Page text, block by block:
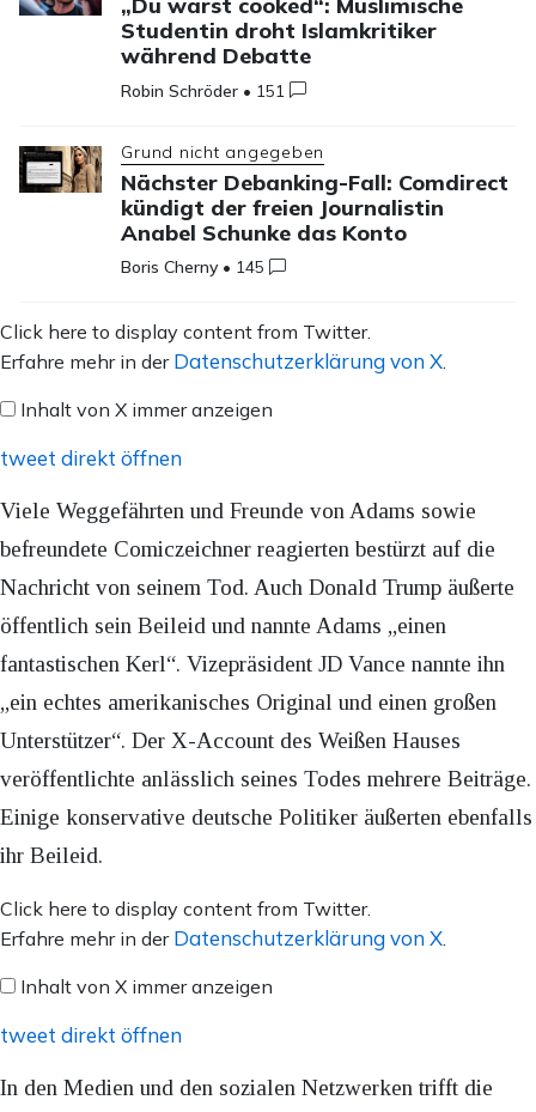
Studentin droht Islamkritiker
während Debatte
Robin Schröder • 151
Grund nicht angegeben
Nächster Debanking-Fall: Comdirect
kündigt der freien Journalistin
Anabel Schunke das Konto
Boris Cherny • 145
Inhalt
von
anzeigen
Click here to display content from Twitter.
Erfahre mehr in der Datenschutzerklärung von X.
Inhalt von X immer anzeigen
tweet direkt öffnen
Viele Weggefährten und Freunde von Adams sowie
befreundete Comiczeichner reagierten bestürzt auf die
Nachricht von seinem Tod. Auch Donald Trump äußerte
öffentlich sein Beileid und nannte Adams „einen
fantastischen Kerl“. Vizepräsident JD Vance nannte ihn
„ein echtes amerikanisches Original und einen großen
Unterstützer“. Der X-Account des Weißen Hauses
veröffentlichte anlässlich seines Todes mehrere Beiträge.
Einige konservative deutsche Politiker äußerten ebenfalls
ihr Beileid.
Inhalt
von
anzeigen
Click here to display content from Twitter.
Erfahre mehr in der Datenschutzerklärung von X.
Inhalt von X immer anzeigen
tweet direkt öffnen
In den Medien und den sozialen Netzwerken trifft die